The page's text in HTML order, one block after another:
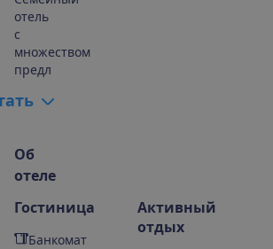
отель
с
множеством
предл
ать
Об
отеле
Гостиница
Банкомат
Активный
отдых